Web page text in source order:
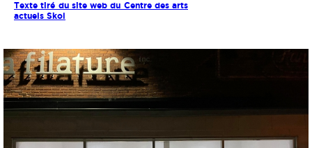
Texte tiré du site web du Centre des arts
actuels Skol